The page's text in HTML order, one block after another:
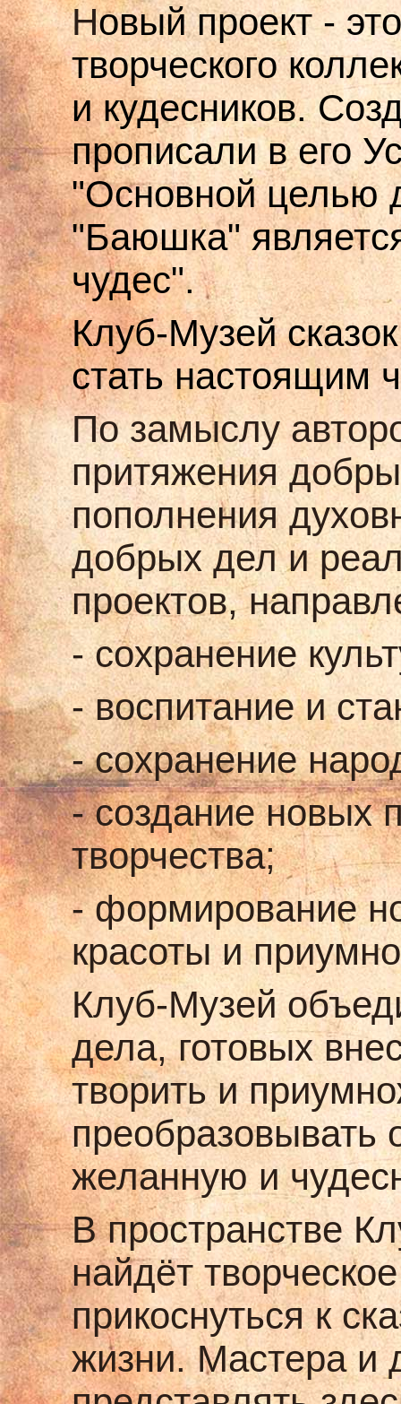
Новый проект -
творческого
и кудесников.
прописали в его
"Основной целью
"Баюшка"
чудес".
Клуб-Музей
стать настоящим
По замыслу
притяжения
пополнения
добрых дел и
проектов,
- сохранение
- воспитание и
- сохранение
- создание новых
творчества;
- формирование
красоты и
Клуб-Музей
дела, готовых
творить и
желанную и
В пространстве
найдёт
прикоснуться к
жизни. Мастера и